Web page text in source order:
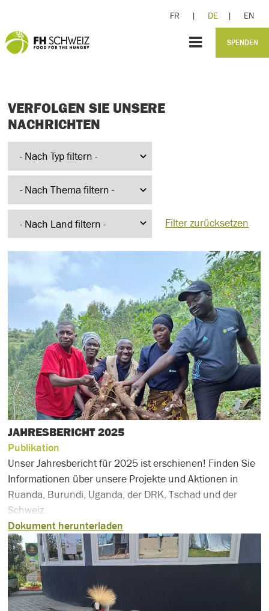
FR | DE | EN
SPENDEN
VERFOLGEN SIE UNSERE
NACHRICHTEN
Filter zurücksetzen
JAHRESBERICHT 2025
Publikation
Unser Jahresbericht für 2025 ist erschienen! Finden Sie
Informationen über unsere Projekte und Aktionen in
Ruanda, Burundi, Uganda, der DRK, Tschad und der
Schweiz.
Dokument herunterladen